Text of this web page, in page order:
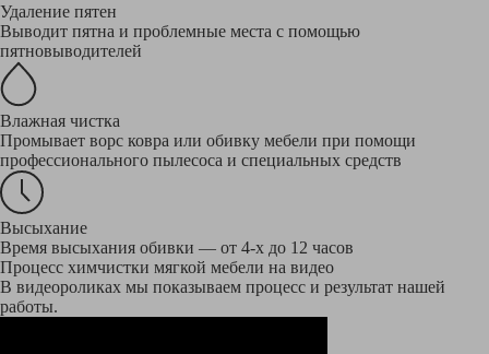
Удаление пятен
Выводит пятна и проблемные места с помощью
пятновыводителей
Влажная чистка
Промывает ворс ковра или обивку мебели при помощи
профессионального пылесоса и специальных средств
Высыхание
Время высыхания обивки — от 4-х до 12 часов
Процесс химчистки мягкой мебели на видео
В видеороликах мы показываем процесс и результат нашей
работы.